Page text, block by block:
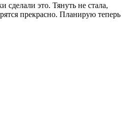
это. Тянуть не стала,
прекрасно. Планирую теперь